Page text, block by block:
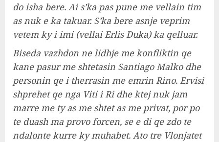
do isha bere. Ai s’ka pas pune me vellain tim
as nuk e ka takuar. S’ka bere asnje veprim
vetem ky i imi (vellai Erlis Duka) ka qelluar.
Biseda vazhdon ne lidhje me konfliktin qe
kane pasur me shtetasin Santiago Malko dhe
personin qe i therrasin me emrin Rino. Ervisi
shprehet qe nga Viti i Ri dhe ktej nuk jam
marre me ty as me shtet as me privat, por po
te duash ma provo forcen, se e di qe zdo te
ndalonte kurre ky muhabet. Ato tre Vlonjatet